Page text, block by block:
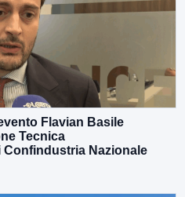
Flavian Basile
Tecnica
Confindustria Nazionale